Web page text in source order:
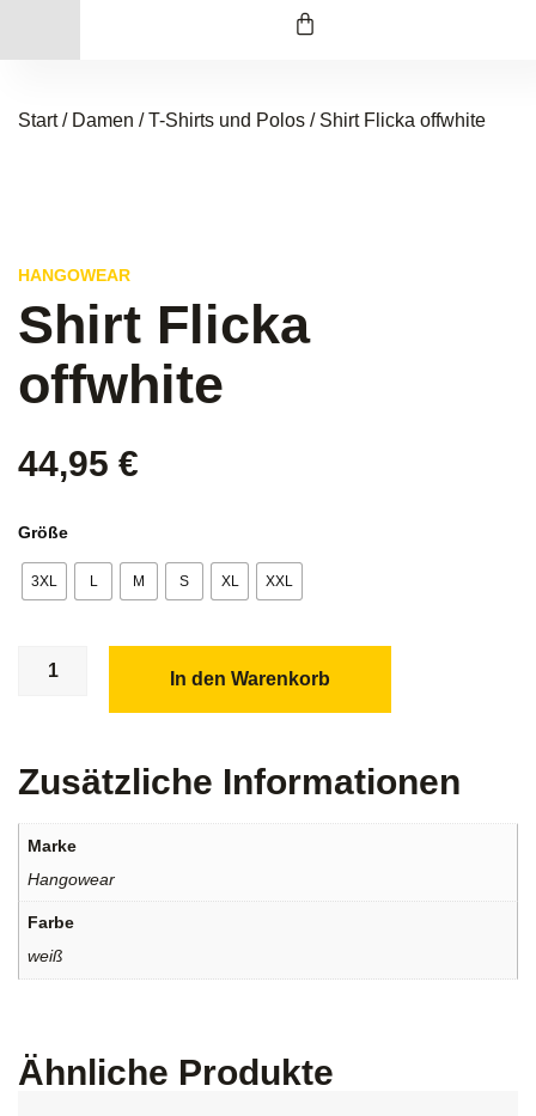
Start/ Damen /T-Shirts und Polos / Shirt Flicka offwhite
HANGOWEAR
Shirt Flicka
offwhite
44,95 €
Größe
3XL L M S XL XXL
In den Warenkorb
Zusätzliche Informationen
Marke
Hangowear
Farbe
weiß
Ähnliche Produkte